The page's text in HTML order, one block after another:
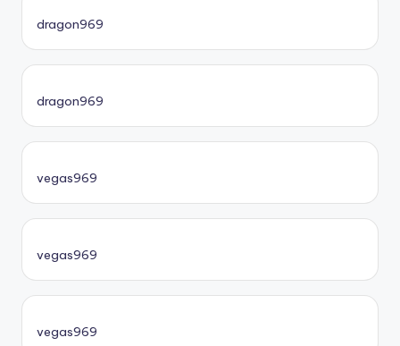
dragon969
dragon969
vegas969
vegas969
vegas969